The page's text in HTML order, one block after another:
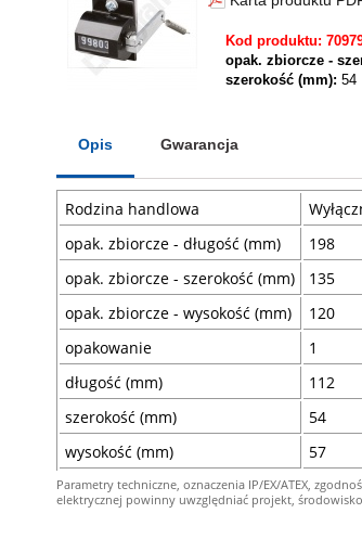
Kod produktu:
opak. zbiorcze -
szerokość (mm): 54
Opis Gwarancja
Rodzina handlowa
opak. zbiorcze - długość (mm)
198
opak. zbiorcze - szerokość (mm)
135
opak. zbiorcze - wysokość (mm)
120
opakowanie
1
długość (mm)
112
szerokość (mm)
54
wysokość (mm)
57
Parametry techniczne, oznaczenia IP/EX/ATEX,
elektrycznej powinny uwzględniać projekt,